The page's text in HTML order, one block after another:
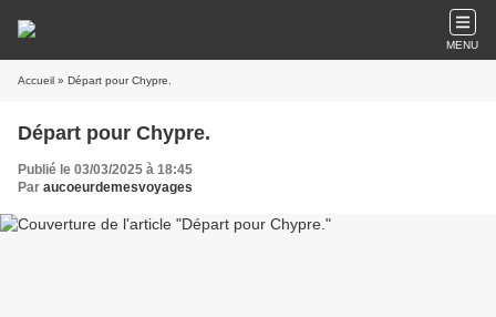
MENU
Accueil » Départ pour Chypre.
Départ pour Chypre.
Publié le 03/03/2025 à 18:45
Par aucoeurdemesvoyages